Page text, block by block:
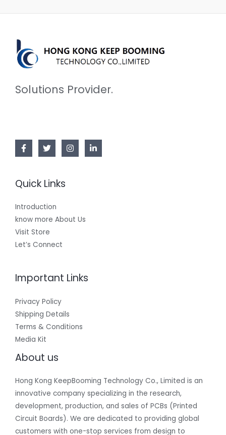
Solutions Provider.
Quick Links
Introduction
know more About Us
Visit Store
Let’s Connect
Important Links
Privacy Policy
Shipping Details
Terms & Conditions
Media Kit
About us
Hong Kong KeepBooming Technology Co., Limited is an
innovative company specializing in the research,
development, production, and sales of PCBs (Printed
Circuit Boards). We are dedicated to providing global
customers with one-stop services from design to